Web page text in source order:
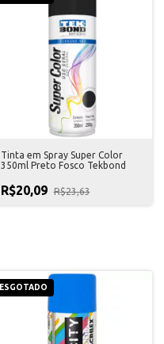
Tinta em Spray Super Color
350ml Preto Fosco Tekbond
R$20,09 R$23,63
ESGOTADO